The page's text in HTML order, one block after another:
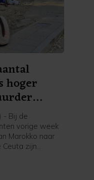
hoger
- Bij de
vorige week
Marokko naar
zijn